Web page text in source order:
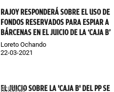
RAJOY RESPONDERÁ SOBRE EL USO DE
FONDOS RESERVADOS PARA ESPIAR A
BÁRCENAS EN EL JUICIO DE LA ‘CAJA B’
Loreto Ochando
22-03-2021
EL JUICIO SOBRE LA 'CAJA B' DEL PP SE